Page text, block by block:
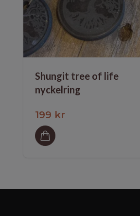
Shungit tree of life
nyckelring
199 kr